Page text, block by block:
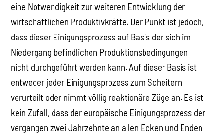
eine Notwendigkeit zur weiteren Entwicklung der
wirtschaftlichen Produktivkräfte. Der Punkt ist jedoch,
dass dieser Einigungsprozess auf Basis der sich im
Niedergang befindlichen Produktionsbedingungen
nicht durchgeführt werden kann. Auf dieser Basis ist
entweder jeder Einigungsprozess zum Scheitern
verurteilt oder nimmt völlig reaktionäre Züge an. Es ist
kein Zufall, dass der europäische Einigungsprozess der
vergangen zwei Jahrzehnte an allen Ecken und Enden